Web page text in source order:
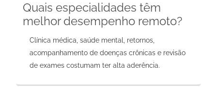
Quais especialidades têm
melhor desempenho remoto?
Clínica médica, saúde mental, retornos,
acompanhamento de doenças crônicas e revisão
de exames costumam ter alta aderência.